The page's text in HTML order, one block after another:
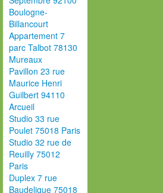
Boulogne-
Billancourt
Appartement 7
parc Talbot 78130
Mureaux
Pavillon 23 rue
Maurice Henri
Guilbert 94110
Arcueil
Studio 33 rue
Poulet 75018 Paris
Studio 32 rue de
Reuilly 75012
Paris
Duplex 7 rue
Baudelique 75018